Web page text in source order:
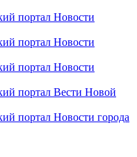
портал Новости
портал Новости
портал Новости
портал Вести Новой
портал Новости города